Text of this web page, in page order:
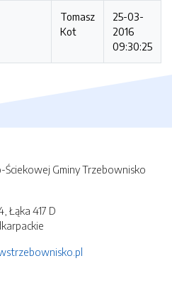
Tomasz
Kot
25-03-
2016
09:30:25
Ściekowej Gminy Trzebownisko
Łąka 417 D